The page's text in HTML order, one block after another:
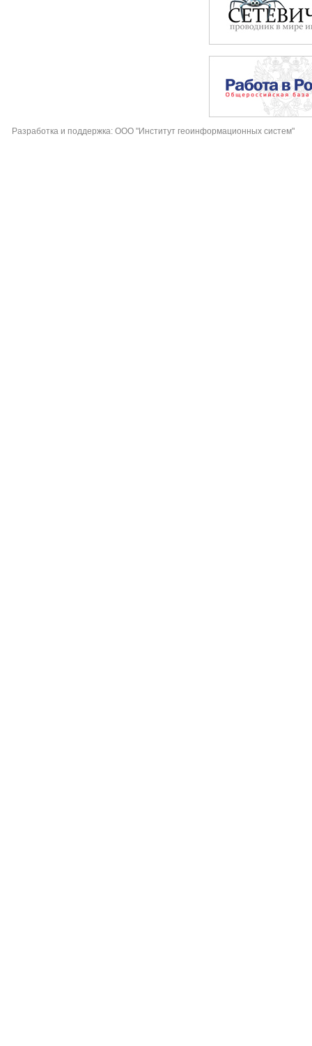
Разработка и поддержка: ООО "Институт геоинформационных систем"